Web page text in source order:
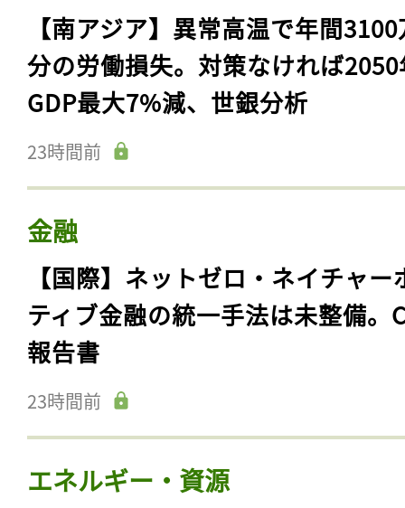
【南アジア】異常高温で年間
分の労働損失。対策なければ
GDP最大7%減、世銀分析
23時間前
金融
【国際】ネットゼロ・ネイチャー
ティブ金融の統一手法は未整備。
報告書
23時間前
エネルギー・資源